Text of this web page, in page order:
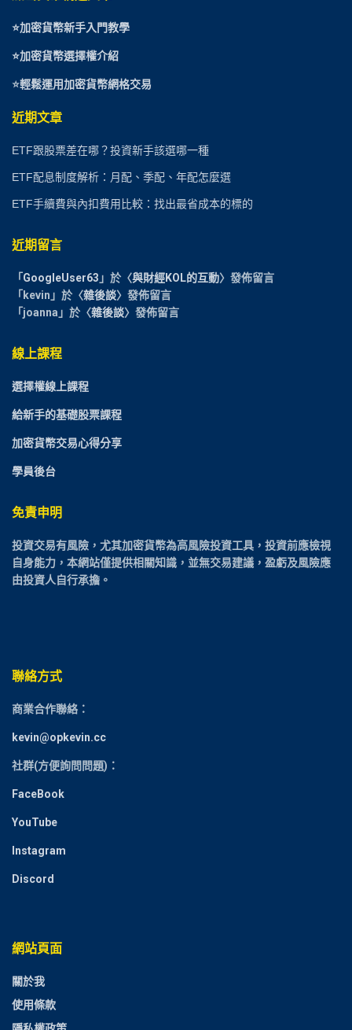
⭐加密貨幣新手入門教學
⭐加密貨幣選擇權介紹
⭐輕鬆運用加密貨幣網格交易
近期文章
ETF跟股票差在哪？投資新手該選哪一種
ETF配息制度解析：月配、季配、年配怎麼選
ETF手續費與內扣費用比較：找出最省成本的標的
近期留言
「 GoogleUser63 」於〈與財經KOL的互動〉發佈留言
「 kevin 」於〈雜後談〉發佈留言
「 joanna 」於〈雜後談〉發佈留言
線上課程
選擇權線上課程
給新手的基礎股票課程
加密貨幣交易心得分享
學員後台
免責申明
投資交易有風險，尤其加密貨幣為高風險投資工具，投資前應檢視
自身能力，本網站僅提供相關知識，並無交易建議，盈虧及風險應
由投資人自行承擔。
聯絡方式
商業合作聯絡：
kevin@opkevin.cc
社群(方便詢問問題)：
FaceBook
YouTube
Instagram
Discord
網站頁面
關於我
使用條款